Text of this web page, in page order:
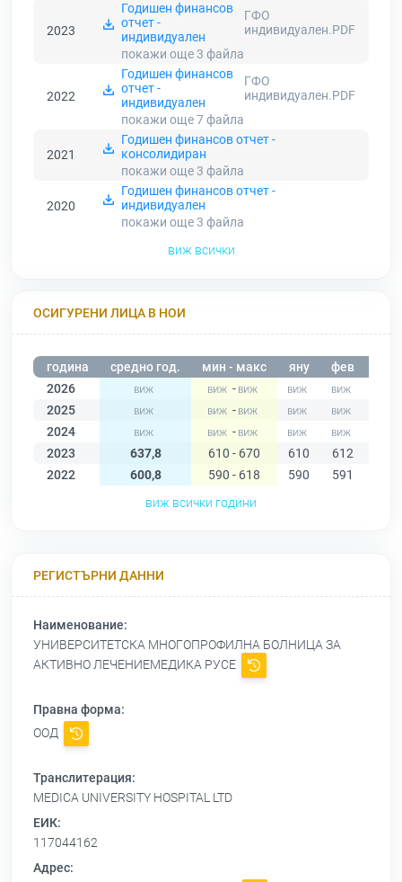
2023
Годишен финансов
отчет -
индивидуален
ГФО
индивидуален.PDF
покажи още 3 файла
2022
Годишен финансов
отчет -
индивидуален
ГФО
индивидуален.PDF
покажи още 7файла
2021
Годишен финансов отчет -
консолидиран
покажи още 3 файла
2020
Годишен финансов отчет -
индивидуален
покажи още 3 файла
виж всички
ОСИГУРЕНИ ЛИЦА В НОИ
година средно год. мин - макс яну фев
2026
-
2025
-
2024
-
2023
637,8 610 - 670 610 612
2022
600,8 590 - 618 590 591
виж всички години
РЕГИСТЪРНИ ДАННИ
Наименование:
УНИВЕРСИТЕТСКА МНОГОПРОФИЛНА БОЛНИЦА ЗА
АКТИВНО ЛЕЧЕНИЕМЕДИКА РУСЕ
Правна форма:
ООД
Транслитерация:
MEDICA UNIVERSITY HOSPITAL LTD
ЕИК:
117044162
Адрес: